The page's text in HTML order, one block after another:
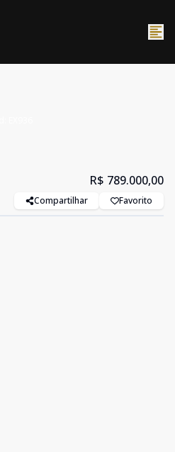
R$ 789.000,00
Compartilhar Favorito